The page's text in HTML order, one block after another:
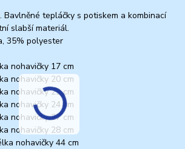
Bavlněné tepláčky s potiskem a kombinací
slabší materiál.
35% polyester
nohavičky 17 cm
nohavičky 20 cm
nohavičky 22 cm
nohavičky 24 cm
nohavičky 27 cm
nohavičky 28 cm
nohavičky 44 cm